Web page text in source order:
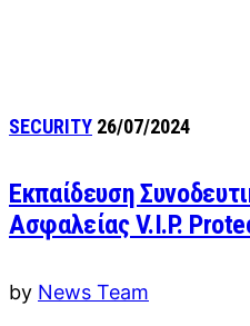
SECURITY 26/07/2024
Εκπαίδευση
Ασφαλείας V.I.P.
by News Team